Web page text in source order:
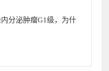
分泌肿瘤G1级，为什